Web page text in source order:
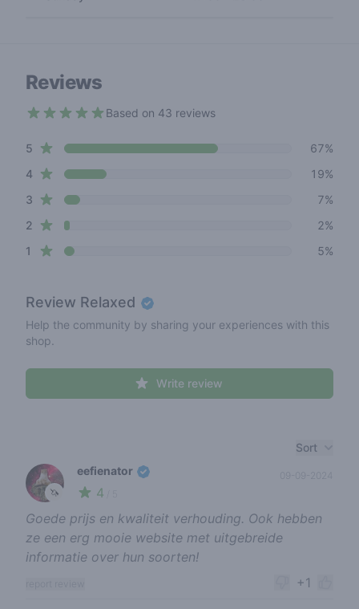
Reviews
Based on 43 reviews
Review data
5 star reviews
67%
4star reviews
19%
3 star reviews
7%
2 star reviews
2%
1 star reviews 5%
Review Relaxed
Help the community by sharing your experiences with this
shop.
Write review
Sort
🦄
eefienator
4
Goede prijs en kwaliteit verhouding. Ook hebben
ze een erg mooie website met uitgebreide
informatie over hun soorten!
+1